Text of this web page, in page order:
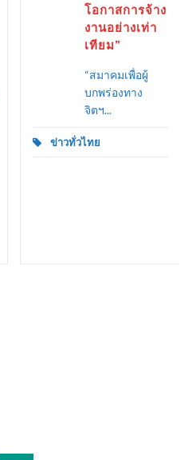
โอกาสการจ้าง
งานอย่างเท่า
เทียม”
“สมาคมเพื่อผู้
บกพร่องทาง
จิตฯ...
ข่าวทั่วไทย